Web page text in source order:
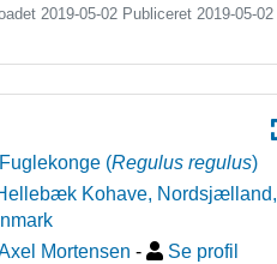
2019-05-02 Publiceret 2019-05-02
Fuglekonge (Regulus regulus)
Kohave, Nordsjælland,
Mortensen - Se profil